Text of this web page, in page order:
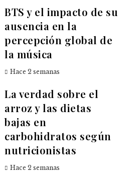
BTS y el impacto de su
ausencia en la
percepción global de
la música
Hace 2 semanas
La verdad sobre el
arroz y las dietas
bajas en
carbohidratos según
nutricionistas
Hace 2 semanas